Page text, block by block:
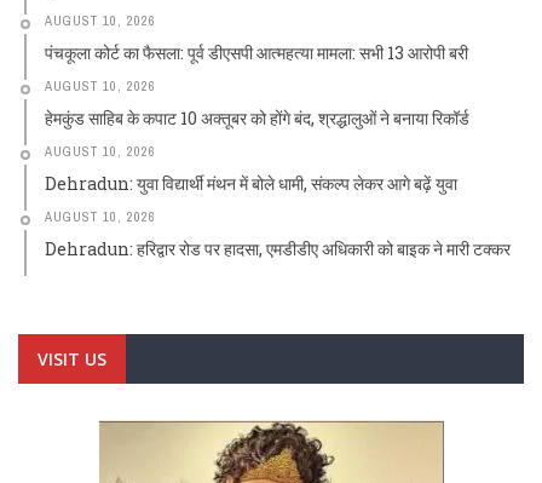
AUGUST 10, 2026
पंचकूला कोर्ट का फैसला: पूर्व डीएसपी आत्महत्या मामला: सभी 13 आरोपी बरी
AUGUST 10, 2026
हेमकुंड साहिब के कपाट 10 अक्तूबर को होंगे बंद, श्रद्धालुओं ने बनाया रिकॉर्ड
AUGUST 10, 2026
Dehradun: युवा विद्यार्थी मंथन में बोले धामी, संकल्प लेकर आगे बढ़ें युवा
AUGUST 10, 2026
Dehradun: हरिद्वार रोड पर हादसा, एमडीडीए अधिकारी को बाइक ने मारी टक्कर
VISIT US